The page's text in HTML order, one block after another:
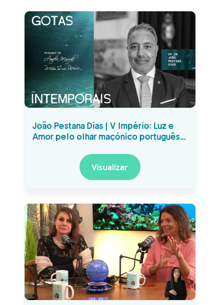
João Pestana Dias | V Império: Luz e
Amor pelo olhar maçónico português
Visualizar